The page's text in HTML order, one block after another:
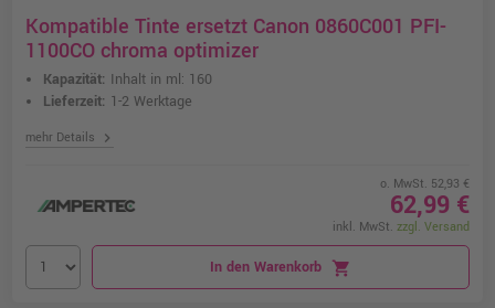
Kompatible Tinte ersetzt Canon 0860C001 PFI-
1100CO chroma optimizer
Kapazität: Inhalt in ml: 160
Lieferzeit: 1-2 Werktage
mehr Details chevron_right
o. MwSt. 52,93 €
62,99 €
inkl. MwSt. zzgl. Versand
In den Warenkorb shopping_cart